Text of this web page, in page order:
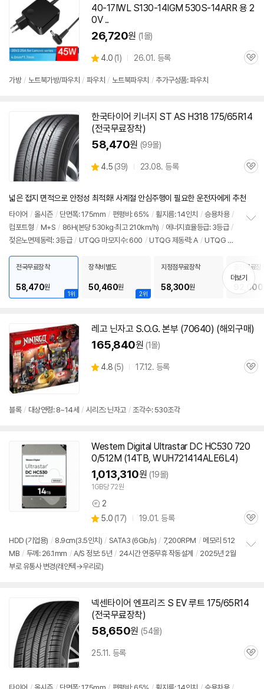
40-17IWL S130-14IGM 530S-14ARR 용 2
0V ..
26,720원 (1몰)
별
점
4.0 (상
리
1) 26.01. 등록
관
가방 / 노트북가방/파우치 / 파우치 / 노트북파우치 / 추가구성품: 파우치
한국타이어 키너지 ST AS H318 175/65R14
(전국무료장착)
58,470원 (99몰)
별
4.5 (상
뷰
39) 23.08. 등록
관
넓은 접지 면적으로 안정성 최적화! 사계절 안심주행이 필요한 운전자에게 추천
타이어 / 올시즌 / 단면폭: 175mm / 편평비: 65% / 휠지름: 14인치 / 승용차용 /
컴포트형 / M+S / 86H(본당 530kg·최고 210km/h) / 에너지효율등급: 3등급 /
젖은노면제동력: 3등급 / UTQG 마모지수: 600 / UTQG 제동력: A / UTQG 내
치
기
1위
전국무료장착
58,470원
2위
장착비별도
50,460원
지정점무료장착
58,300원
출장무료장
92,000
더보기
레고 닌자고 S.O.G. 본부 (70640) (해외구매)
165,840원 (1몰)
별
4.8 (상
뷰
5) 17.12. 등록
관
블록 / 대상연령: 8~14세 / 시리즈: 닌자고 / 조각수: 530조각
Western Digital Ultrastar DC HC530 720
0/512M (14TB, WUH721414ALE6L4)
1,013,310원 (19몰)
1GB당 72원
상
품
견
2
별
점
5.0 (상
리
뷰
17) 19.01. 등록
관
HDD (기업용) / 8.9cm(3.5인치) / SATA3 (6Gb/s) / 7,200RPM / 메모리 512
MB / 두께: 26.1mm / A/S 정보: 5년 / 24시간 연중무휴 작동설계 / 2025년 2월
부로 유통사 변경(래안텍→우리로)
넥센타이어 엔프리즈 S EV 루트 175/65R14
(전국무료장착)
58,650원 (54몰)
25.11. 등록
관